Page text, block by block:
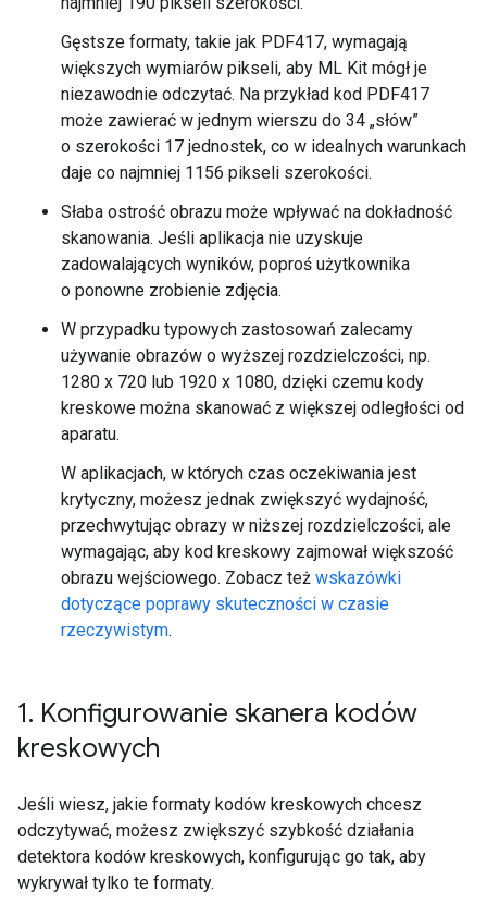
Gęstsze formaty, takie jak PDF417, wymagają
większych wymiarów pikseli, aby ML Kit mógł je
niezawodnie odczytać. Na przykład kod PDF417
może zawierać w jednym wierszu do 34 „słów”
o szerokości 17 jednostek, co w idealnych warunkach
daje co najmniej 1156 pikseli szerokości.
Słaba ostrość obrazu może wpływać na dokładność
skanowania. Jeśli aplikacja nie uzyskuje
zadowalających wyników, poproś użytkownika
o ponowne zrobienie zdjęcia.
W przypadku typowych zastosowań zalecamy
używanie obrazów o wyższej rozdzielczości, np.
1280 x 720 lub 1920 x 1080, dzięki czemu kody
kreskowe można skanować z większej odległości od
aparatu.
W aplikacjach, w których czas oczekiwania jest
krytyczny, możesz jednak zwiększyć wydajność,
przechwytując obrazy w niższej rozdzielczości, ale
wymagając, aby kod kreskowy zajmował większość
obrazu wejściowego. Zobacz też wskazówki
dotyczące poprawy skuteczności w czasie
rzeczywistym.
1. Konfigurowanie skanera kodów
kreskowych
Jeśli wiesz, jakie formaty kodów kreskowych chcesz
odczytywać, możesz zwiększyć szybkość działania
detektora kodów kreskowych, konfigurując go tak, aby
wykrywał tylko te formaty.